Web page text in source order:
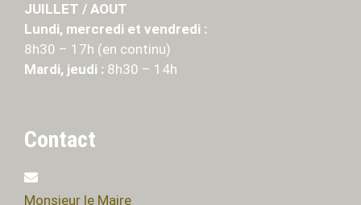
JUILLET / AOUT
Lundi, mercredi et vendredi :
8h30 – 17h (en continu)
Mardi, jeudi : 8h30 – 14h
Contact
Monsieur le Maire